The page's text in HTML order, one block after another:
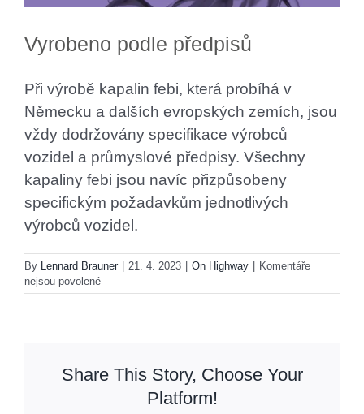
Vyrobeno podle předpisů
Při výrobě kapalin febi, která probíhá v
Německu a dalších evropských zemích, jsou
vždy dodržovány specifikace výrobců
vozidel a průmyslové předpisy. Všechny
kapaliny febi jsou navíc přizpůsobeny
specifickým požadavkům jednotlivých
výrobců vozidel.
By Lennard Brauner | 21. 4. 2023 | On Highway | Komentáře
nejsou povolenéu
textu
předpisů
Share This Story, Choose Your
Platform!